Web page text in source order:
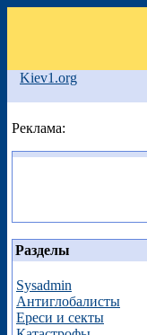
Kiev1.org
Реклама:
Разделы
Sysadmin
Антиглобалисты
Ереси и секты